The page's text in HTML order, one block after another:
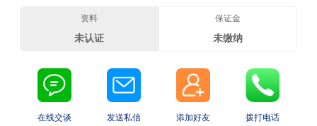
资料
未认证
保证金
未缴纳
在线交谈 发送私信 添加好友 拨打电话